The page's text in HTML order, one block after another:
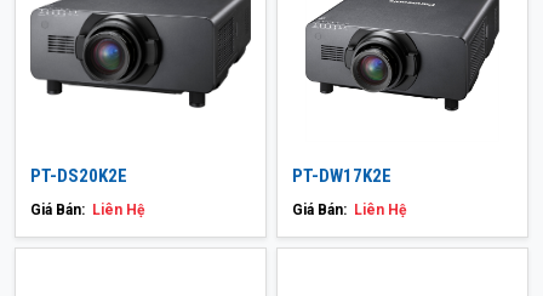
PT-DS20K2E
Giá Bán: Liên Hệ
PT-DW17K2E
Giá Bán: Liên Hệ